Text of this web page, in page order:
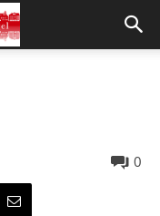
0